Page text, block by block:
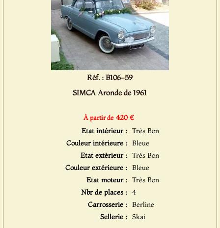
Réf. : B106-59
SIMCA Aronde de 1961
À partir de 420 €
Etat intérieur : Très Bon
Couleur intérieure : Bleue
Etat extérieur : Très Bon
Couleur extérieure : Bleue
Etat moteur : Très Bon
Nbr de places : 4
Carrosserie : Berline
Sellerie : Skai